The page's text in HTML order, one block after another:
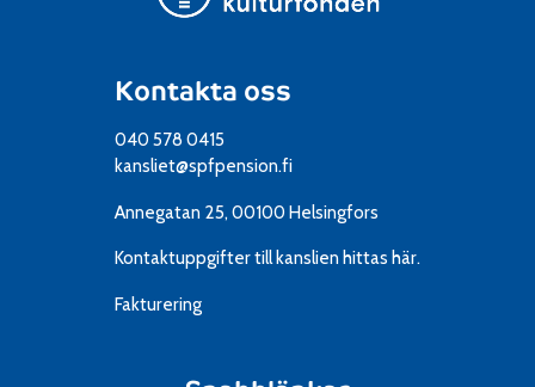
Kontakta oss
040 578 0415
kansliet@spfpension.fi
Annegatan 25, 00100 Helsingfors
Kontaktuppgifter till kanslien hittas här.
Fakturering